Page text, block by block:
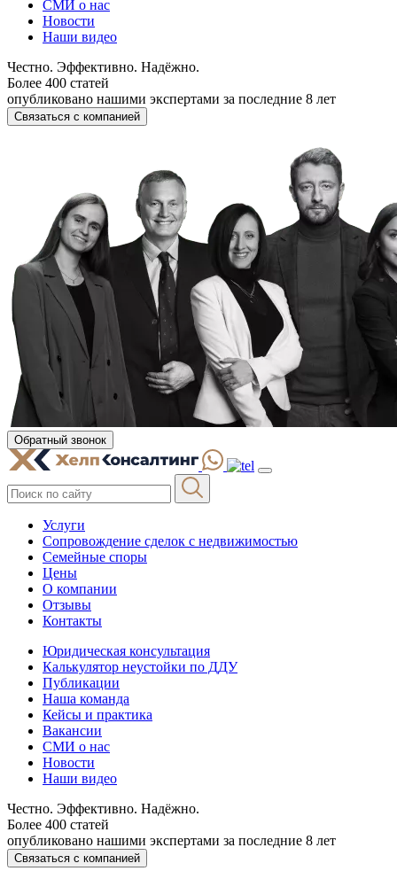
СМИ о нас
Новости
Наши видео
Честно. Эффективно. Надёжно.
Более 400 статей
опубликовано нашими экспертами за последние 8 лет
Связаться с компанией
Обратный звонок
Услуги
Сопровождение сделок с недвижимостью
Семейные споры
Цены
О компании
Отзывы
Контакты
Юридическая консультация
Калькулятор неустойки по ДДУ
Публикации
Наша команда
Кейсы и практика
Вакансии
СМИ о нас
Новости
Наши видео
Честно. Эффективно. Надёжно.
Более 400 статей
опубликовано нашими экспертами за последние 8 лет
Связаться с компанией